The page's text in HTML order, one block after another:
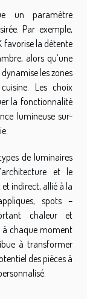
un paramètre
Par exemple,
favorise la détente
alors qu’une
les zones
Les choix
la fonctionnalité
lumineuse sur-
de luminaires
et le
indirect, allié à la
spots –
chaleur et
à chaque moment
à transformer
des pièces à